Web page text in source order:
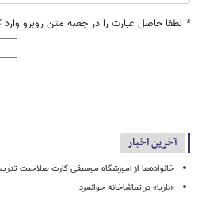
* لطفا حاصل عبارت را در جعبه متن روبرو وارد
آخرین اخبار
خانواده‌ها از آموزشگاه موسیقی کارت صلاحیت
«ناریا» در تماشاخانه جوانمرد